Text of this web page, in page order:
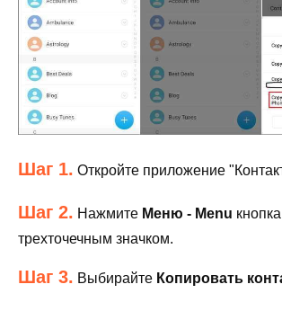
Шаг 1. Откройте приложение
Шаг 2. Нажмите Меню - Menu
трехточечным значком.
Шаг 3. Выбирайте Копировать